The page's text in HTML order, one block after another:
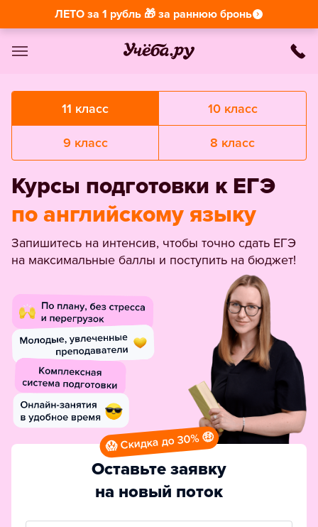
11 класс 10 класс
9 класс 8 класс
Курсы подготовки к ЕГЭ
по английскому языку
Запишитесь на интенсив, чтобы точно сдать ЕГЭ
на максимальные баллы и поступить на бюджет!
Оставьте заявку
на новый поток
😱 Скидка до 30% 🤑
ЛЕТО за 1 рубль 🎁 за раннюю бронь